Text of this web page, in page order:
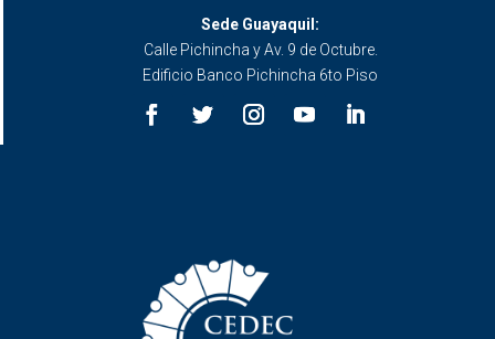
Sede Guayaquil:
Calle Pichincha y Av. 9 de Octubre.
Edificio Banco Pichincha 6to Piso